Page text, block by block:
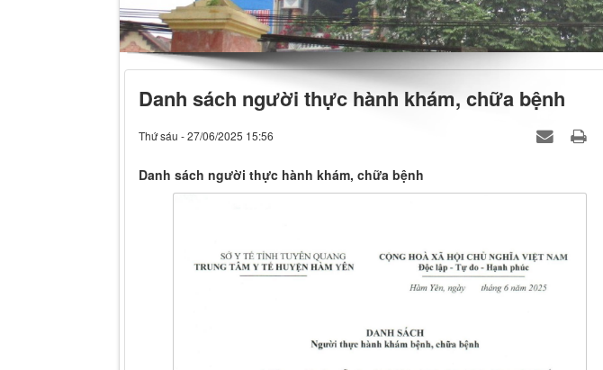
Danh sách người thực hành khám, chữa bệnh
Thứ sáu - 27/06/2025 15:56
Danh sách người thực hành khám, chữa bệnh